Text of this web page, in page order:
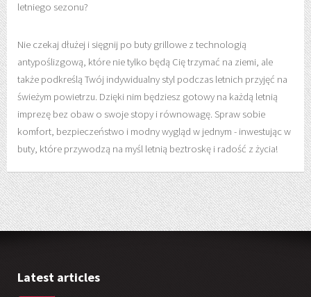
letniego sezonu?
Nie czekaj dłużej i sięgnij po buty grillowe z technologią
antypoślizgową, które nie tylko będą Cię trzymać na ziemi, ale
także podkreślą Twój indywidualny styl podczas letnich przyjęć na
świeżym powietrzu. Dzięki nim będziesz gotowy na każdą letnią
imprezę bez obaw o swoje stopy i równowagę. Spraw sobie
komfort, bezpieczeństwo i modny wygląd w jednym - inwestując w
buty, które przywodzą na myśl letnią beztroskę i radość z życia!
Latest articles